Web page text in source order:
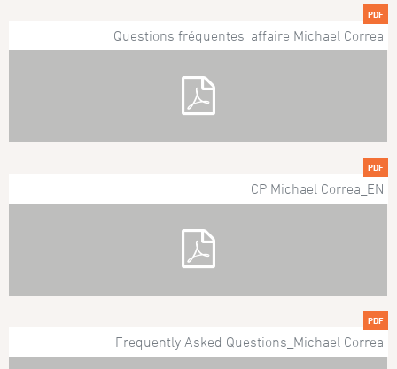
PDF
Questions fréquentes_affaire Michael Correa
PDF
CP Michael Correa_EN
PDF
Frequently Asked Questions_Michael Correa